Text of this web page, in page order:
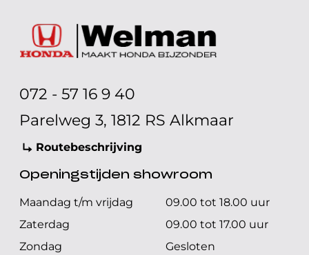
072 - 57 16 9 40
Parelweg 3, 1812 RS Alkmaar
Routebeschrijving
Openingstijden showroom
Maandag t/m vrijdag
09.00 tot 18.00 uur
Zaterdag
09.00 tot 17.00 uur
Zondag
Gesloten